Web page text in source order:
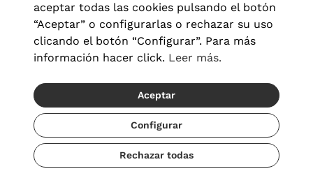
Aviso legal| Política de privacidad Términos y condiciones
Política de cookies|Configuración de cookies
© 2026 Visionlab España
aceptar todas las cookies pulsando el botón
“Aceptar” o configurarlas o rechazar su uso
clicando el botón “Configurar”. Para más
información hacer click. Leer más.
Aceptar
Configurar
Rechazar todas